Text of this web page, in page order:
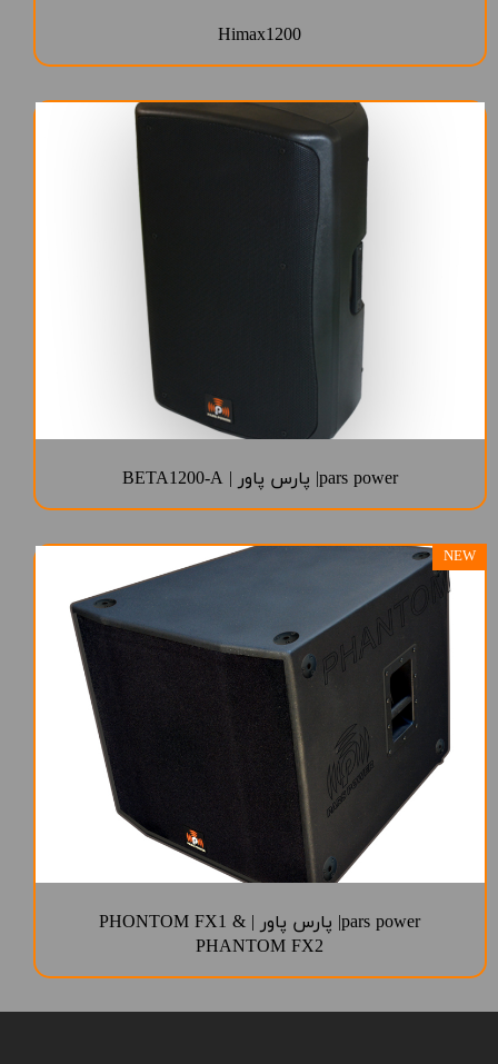
Himax1200
pars power| پارس پاور | BETA1200-A
pars power| پارس پاور | PHONTOM FX1 &
PHANTOM FX2
NEW